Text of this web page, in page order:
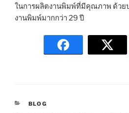
ในการผลิตงานพิมพ์ที่มีคุณภาพ ด้วย
งานพิมพ์มากกว่า 29 ปี
C
BLOG